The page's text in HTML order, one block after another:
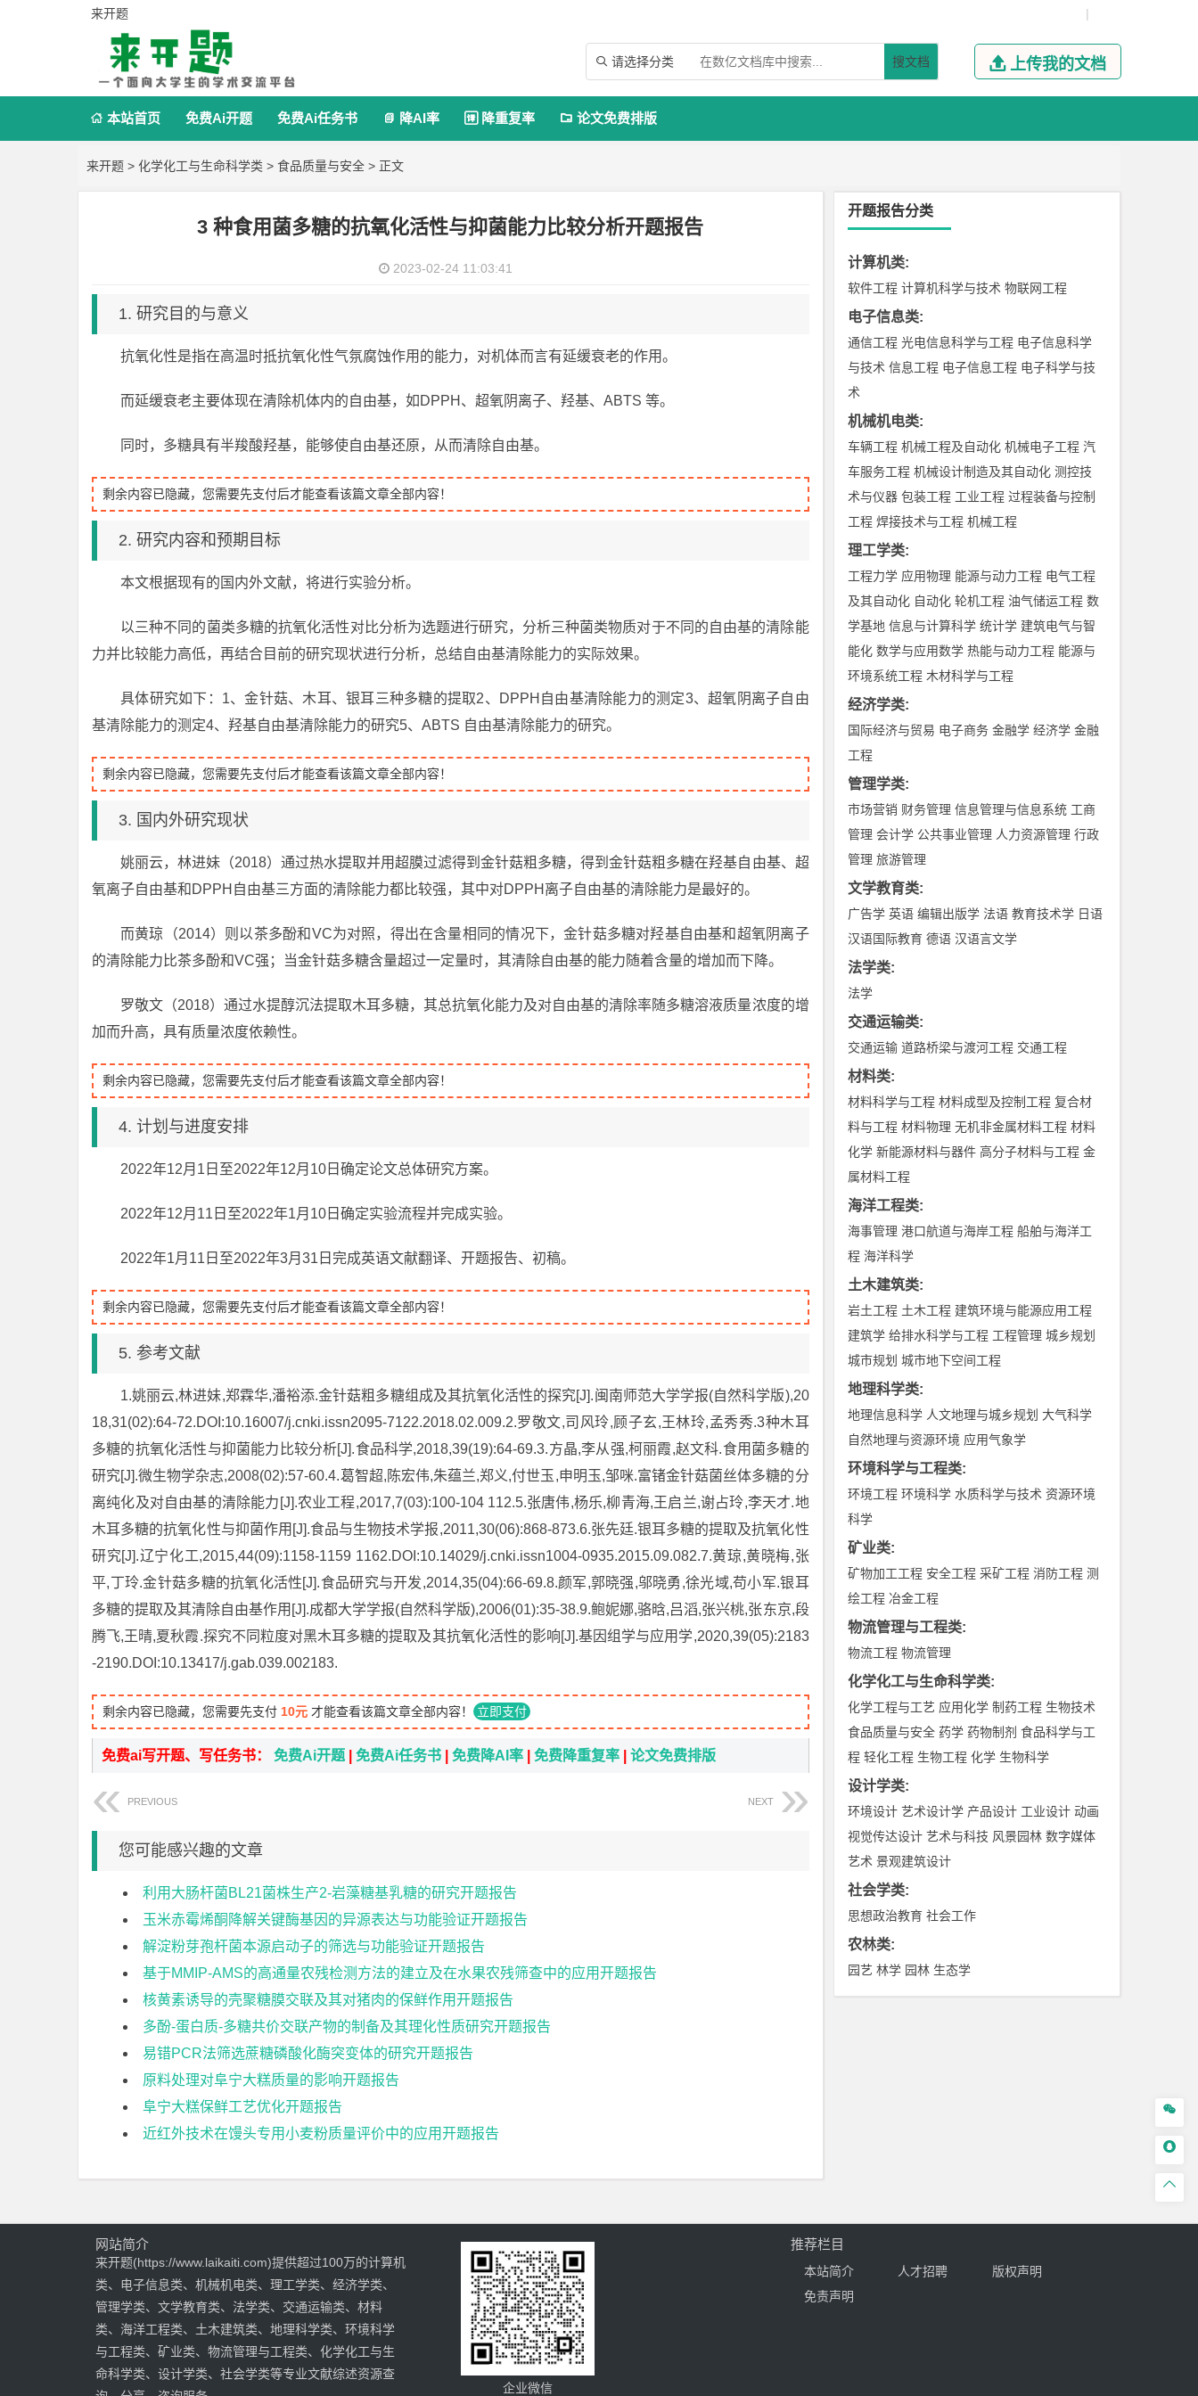
来开题 |
 请选择分类 搜文档  上传我的文档
 本站首页 免费Ai开题 免费Ai任务书  降AI率  降重复率  论文免费排版
来开题 > 化学化工与生命科学类 > 食品质量与安全 > 正文
3 种食用菌多糖的抗氧化活性与抑菌能力比较分析开题报告
2023-02-24 11:03:41
1. 研究目的与意义
抗氧化性是指在高温时抵抗氧化性气氛腐蚀作用的能力，对机体而言有延缓衰老的作用。
而延缓衰老主要体现在清除机体内的自由基，如DPPH、超氧阴离子、羟基、ABTS 等。
同时，多糖具有半羧酸羟基，能够使自由基还原，从而清除自由基。
剩余内容已隐藏，您需要先支付后才能查看该篇文章全部内容！
2. 研究内容和预期目标
本文根据现有的国内外文献，将进行实验分析。
以三种不同的菌类多糖的抗氧化活性对比分析为选题进行研究，分析三种菌类物质对于不同的自由基的清除能
力并比较能力高低，再结合目前的研究现状进行分析，总结自由基清除能力的实际效果。
具体研究如下：1、金针菇、木耳、银耳三种多糖的提取2、DPPH自由基清除能力的测定3、超氧阴离子自由
基清除能力的测定4、羟基自由基清除能力的研究5、ABTS 自由基清除能力的研究。
剩余内容已隐藏，您需要先支付后才能查看该篇文章全部内容！
3. 国内外研究现状
姚丽云，林进妹（2018）通过热水提取并用超膜过滤得到金针菇粗多糖，得到金针菇粗多糖在羟基自由基、超
氧离子自由基和DPPH自由基三方面的清除能力都比较强，其中对DPPH离子自由基的清除能力是最好的。
而黄琼（2014）则以茶多酚和VC为对照，得出在含量相同的情况下，金针菇多糖对羟基自由基和超氧阴离子
的清除能力比茶多酚和VC强；当金针菇多糖含量超过一定量时，其清除自由基的能力随着含量的增加而下降。
罗敬文（2018）通过水提醇沉法提取木耳多糖，其总抗氧化能力及对自由基的清除率随多糖溶液质量浓度的增
加而升高，具有质量浓度依赖性。
剩余内容已隐藏，您需要先支付后才能查看该篇文章全部内容！
4. 计划与进度安排
2022年12月1日至2022年12月10日确定论文总体研究方案。
2022年12月11日至2022年1月10日确定实验流程并完成实验。
2022年1月11日至2022年3月31日完成英语文献翻译、开题报告、初稿。
剩余内容已隐藏，您需要先支付后才能查看该篇文章全部内容！
5. 参考文献
1.姚丽云,林进妹,郑霖华,潘裕添.金针菇粗多糖组成及其抗氧化活性的探究[J].闽南师范大学学报(自然科学版),20
18,31(02):64-72.DOI:10.16007/j.cnki.issn2095-7122.2018.02.009.2.罗敬文,司风玲,顾子玄,王林玲,孟秀秀.3种木耳
多糖的抗氧化活性与抑菌能力比较分析[J].食品科学,2018,39(19):64-69.3.方晶,李从强,柯丽霞,赵文科.食用菌多糖的
研究[J].微生物学杂志,2008(02):57-60.4.葛智超,陈宏伟,朱蕴兰,郑义,付世玉,申明玉,邹咪.富锗金针菇菌丝体多糖的分
离纯化及对自由基的清除能力[J].农业工程,2017,7(03):100-104 112.5.张唐伟,杨乐,柳青海,王启兰,谢占玲,李天才.地
木耳多糖的抗氧化性与抑菌作用[J].食品与生物技术学报,2011,30(06):868-873.6.张先廷.银耳多糖的提取及抗氧化性
研究[J].辽宁化工,2015,44(09):1158-1159 1162.DOI:10.14029/j.cnki.issn1004-0935.2015.09.082.7.黄琼,黄晓梅,张
平,丁玲.金针菇多糖的抗氧化活性[J].食品研究与开发,2014,35(04):66-69.8.颜军,郭晓强,邬晓勇,徐光域,苟小军.银耳
多糖的提取及其清除自由基作用[J].成都大学学报(自然科学版),2006(01):35-38.9.鲍妮娜,骆晗,吕滔,张兴桃,张东京,段
腾飞,王晴,夏秋霞.探究不同粒度对黑木耳多糖的提取及其抗氧化活性的影响[J].基因组学与应用学,2020,39(05):2183
-2190.DOI:10.13417/j.gab.039.002183.
剩余内容已隐藏，您需要先支付 10元 才能查看该篇文章全部内容！ 立即支付
免费ai写开题、写任务书： 免费Ai开题 免费Ai任务书 免费降AI率 免费降重复率 论文免费排版
PREVIOUS NEXT
您可能感兴趣的文章
利用大肠杆菌BL21菌株生产2-岩藻糖基乳糖的研究开题报告
玉米赤霉烯酮降解关键酶基因的异源表达与功能验证开题报告
解淀粉芽孢杆菌本源启动子的筛选与功能验证开题报告
基于MMIP-AMS的高通量农残检测方法的建立及在水果农残筛查中的应用开题报告
核黄素诱导的壳聚糖膜交联及其对猪肉的保鲜作用开题报告
多酚-蛋白质-多糖共价交联产物的制备及其理化性质研究开题报告
易错PCR法筛选蔗糖磷酸化酶突变体的研究开题报告
原料处理对阜宁大糕质量的影响开题报告
阜宁大糕保鲜工艺优化开题报告
近红外技术在馒头专用小麦粉质量评价中的应用开题报告
开题报告分类
计算机类:
软件工程 计算机科学与技术 物联网工程
电子信息类:
通信工程 光电信息科学与工程 电子信息科学
与技术 信息工程 电子信息工程 电子科学与技
术
机械机电类:
车辆工程 机械工程及自动化 机械电子工程 汽
车服务工程 机械设计制造及其自动化 测控技
术与仪器 包装工程 工业工程 过程装备与控制
工程 焊接技术与工程 机械工程
理工学类:
工程力学 应用物理 能源与动力工程 电气工程
及其自动化 自动化 轮机工程 油气储运工程 数
学基地 信息与计算科学 统计学 建筑电气与智
能化 数学与应用数学 热能与动力工程 能源与
环境系统工程 木材科学与工程
经济学类:
国际经济与贸易 电子商务 金融学 经济学 金融
工程
管理学类:
市场营销 财务管理 信息管理与信息系统 工商
管理 会计学 公共事业管理 人力资源管理 行政
管理 旅游管理
文学教育类:
广告学 英语 编辑出版学 法语 教育技术学 日语
汉语国际教育 德语 汉语言文学
法学类:
法学
交通运输类:
交通运输 道路桥梁与渡河工程 交通工程
材料类:
材料科学与工程 材料成型及控制工程 复合材
料与工程 材料物理 无机非金属材料工程 材料
化学 新能源材料与器件 高分子材料与工程 金
属材料工程
海洋工程类:
海事管理 港口航道与海岸工程 船舶与海洋工
程 海洋科学
土木建筑类:
岩土工程 土木工程 建筑环境与能源应用工程
建筑学 给排水科学与工程 工程管理 城乡规划
城市规划 城市地下空间工程
地理科学类:
地理信息科学 人文地理与城乡规划 大气科学
自然地理与资源环境 应用气象学
环境科学与工程类:
环境工程 环境科学 水质科学与技术 资源环境
科学
矿业类:
矿物加工工程 安全工程 采矿工程 消防工程 测
绘工程 冶金工程
物流管理与工程类:
物流工程 物流管理
化学化工与生命科学类:
化学工程与工艺 应用化学 制药工程 生物技术
食品质量与安全 药学 药物制剂 食品科学与工
程 轻化工程 生物工程 化学 生物科学
设计学类:
环境设计 艺术设计学 产品设计 工业设计 动画
视觉传达设计 艺术与科技 风景园林 数字媒体
艺术 景观建筑设计
社会学类:
思想政治教育 社会工作
农林类:
园艺 林学 园林 生态学



网站简介
来开题(https://www.laikaiti.com)提供超过100万的计算机
类、电子信息类、机械机电类、理工学类、经济学类、
管理学类、文学教育类、法学类、交通运输类、材料
类、海洋工程类、土木建筑类、地理科学类、环境科学
与工程类、矿业类、物流管理与工程类、化学化工与生
命科学类、设计学类、社会学类等专业文献综述资源查
企业微信
推荐栏目
本站简介 人才招聘
版权声明
免责声明